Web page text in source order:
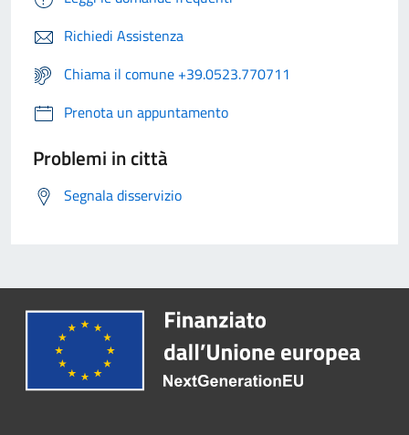
Richiedi Assistenza
Chiama il comune +39.0523.770711
Prenota un appuntamento
Problemi in città
Segnala disservizio